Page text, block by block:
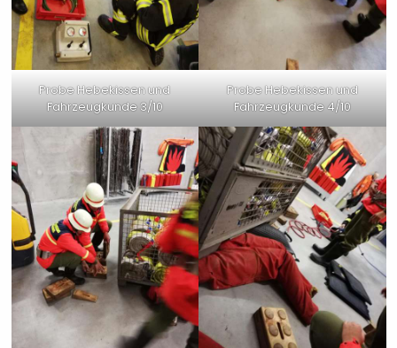
Probe Hebekissen und
Fahrzeugkunde 3/10
Probe Hebekissen und
Fahrzeugkunde 4/10